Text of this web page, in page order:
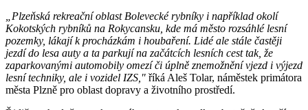
„Plzeňská rekreační oblast Bolevecké rybníky i například okolí
Kokotských rybníků na Rokycansku, kde má město rozsáhlé lesní
pozemky, lákají k procházkám i houbaření. Lidé ale stále častěji
jezdí do lesa auty a ta parkují na začátcích lesních cest tak, že
zaparkovanými automobily omezí či úplně znemožnění vjezd i výjezd
lesní techniky, ale i vozidel IZS," říká Aleš Tolar, náměstek primátora
města Plzně pro oblast dopravy a životního prostředí.